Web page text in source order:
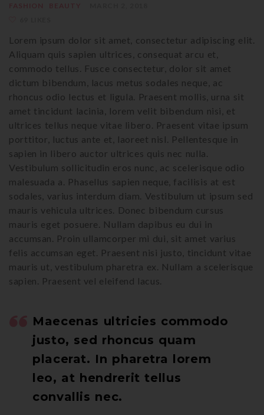
Lorem ipsum dolor sit amet, consectetur adipiscing elit.
Aliquam quis sapien ultrices, consequat arcu et,
commodo tellus. Fusce consectetur, dolor sit amet
dictum bibendum, lacus metus sodales neque, ac
rhoncus odio lectus et ligula. Praesent mollis, urna sit
amet tincidunt lacinia, lorem velit bibendum nisi, et
ultrices tellus neque vitae libero. Praesent vitae ipsum
porttitor, luctus ante et, laoreet nisl. Pellentesque in
sapien in libero auctor ultrices quis nec nulla.
Vestibulum sollicitudin eros nunc, ac scelerisque odio
malesuada a. Phasellus sapien neque, facilisis at est
sodales, varius interdum diam. Vestibulum ut ipsum sed
mauris vehicula ultrices. Donec bibendum cursus
mauris eget posuere. Nullam dapibus eu dui in
accumsan. Proin ullamcorper mi dui, sit amet varius
felis accumsan eget. Praesent nisi justo, tincidunt vitae
mauris ut, vestibulum pharetra ex. Nullam a scelerisque
sapien. Praesent vel eleifend lacus.
Maecenas ultricies commodo
justo, sed rhoncus quam
placerat. In pharetra lorem
leo, at hendrerit tellus
convallis nec.